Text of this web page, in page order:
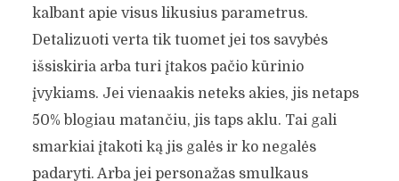
kalbant apie visus likusius parametrus.
Detalizuoti verta tik tuomet jei tos savybės
išsiskiria arba turi įtakos pačio kūrinio
įvykiams. Jei vienaakis neteks akies, jis netaps
50% blogiau matančiu, jis taps aklu. Tai gali
smarkiai įtakoti ką jis galės ir ko negalės
padaryti. Arba jei personažas smulkaus